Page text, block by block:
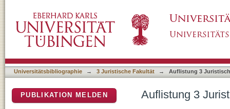
Universitätsbibliographie → 3 Juristische Fakultät → Auflistung 3
Auflistung 3
PUBLIKATION MELDEN